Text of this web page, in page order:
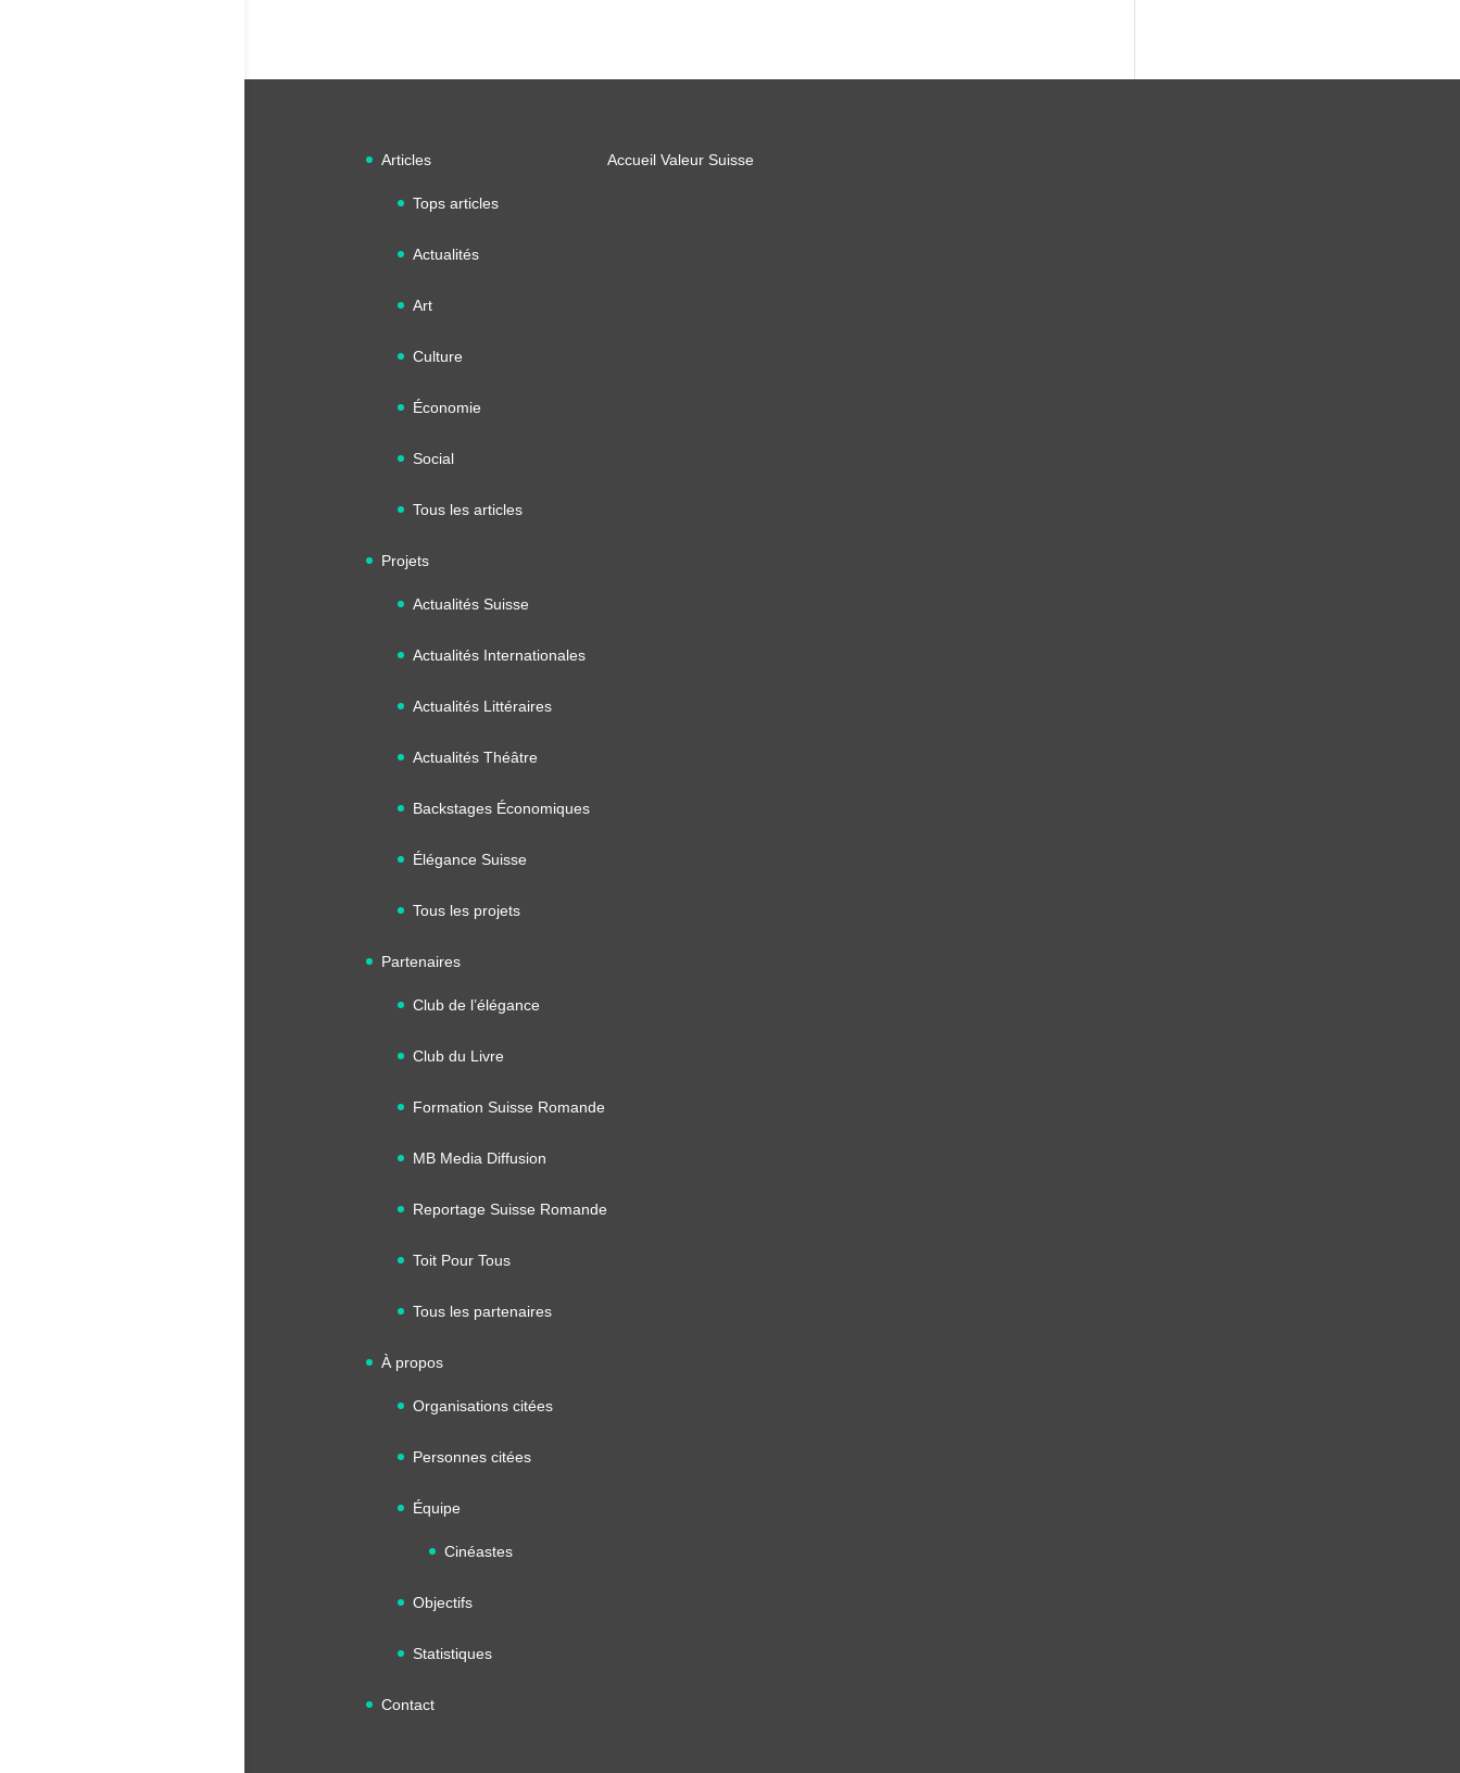
Articles
Tops articles
Actualités
Art
Culture
Économie
Social
Tous les articles
Projets
Actualités Suisse
Actualités Internationales
Actualités Littéraires
Actualités Théâtre
Backstages Économiques
Élégance Suisse
Tous les projets
Partenaires
Club de l’élégance
Club du Livre
Formation Suisse Romande
MB Media Diffusion
Reportage Suisse Romande
Toit Pour Tous
Tous les partenaires
À propos
Organisations citées
Personnes citées
Équipe
Cinéastes
Objectifs
Statistiques
Contact
Accueil Valeur Suisse